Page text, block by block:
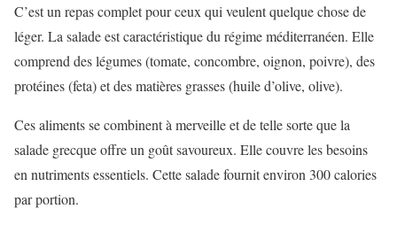
C’est un repas complet pour ceux qui veulent quelque chose de
léger. La salade est caractéristique du régime méditerranéen. Elle
comprend des légumes (tomate, concombre, oignon, poivre), des
protéines (feta) et des matières grasses (huile d’olive, olive).
Ces aliments se combinent à merveille et de telle sorte que la
salade grecque offre un goût savoureux. Elle couvre les besoins
en nutriments essentiels. Cette salade fournit environ 300 calories
par portion.